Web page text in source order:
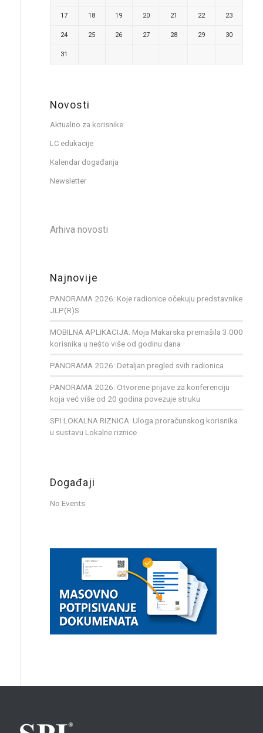
17 18 19 20 21 22 23
24 25 26 27 28 29 30
31
Novosti
Aktualno za korisnike
LC edukacije
Kalendar događanja
Newsletter
Arhiva novosti
Najnovije
PANORAMA 2026: Koje radionice očekuju predstavnike
JLP(R)S
MOBILNA APLIKACIJA: Moja Makarska premašila 3.000
korisnika u nešto više od godinu dana
PANORAMA 2026: Detaljan pregled svih radionica
PANORAMA 2026: Otvorene prijave za konferenciju
koja već više od 20 godina povezuje struku
SPI LOKALNA RIZNICA: Uloga proračunskog korisnika
u sustavu Lokalne riznice
Događaji
No Events